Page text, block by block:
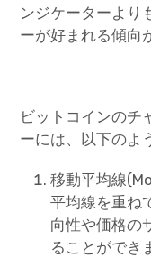
ンジケーターより
ーが好まれる傾向
ビットコインのチ
ーには、以下のよ
移動平均線
平均線を重ね
向性や価格の
ることができ